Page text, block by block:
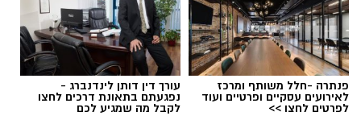
פנתרה -חלל משותף ומרכז
לאירועים עסקיים ופרטיים ועוד
לפרטים לחצו >>
עורך דין דותן לינדנברג -
נפגעתם בתאונת דרכים לחצו
לקבל מה שמגיע לכם